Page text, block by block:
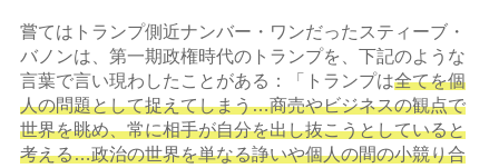
嘗てはトランプ側近ナンバー・ワンだったスティーブ・
バノンは、第一期政権時代のトランプを、下記のような
言葉で言い現わしたことがある：「トランプは全てを個
人の問題として捉えてしまう…商売やビジネスの観点で
世界を眺め、常に相手が自分を出し抜こうとしていると
考える…政治の世界を単なる諍いや個人の間の小競り合